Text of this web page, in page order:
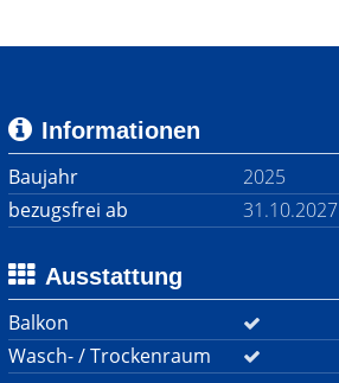
Informationen
Baujahr
2025
bezugsfrei ab
31.10.2027
Ausstattung
Balkon
Wasch- / Trockenraum